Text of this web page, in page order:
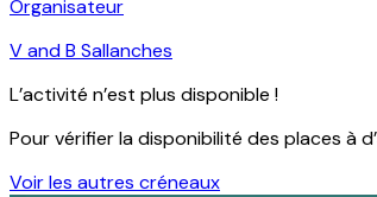
Organisateur
V and B Sallanches
L’activité n’est plus disponible !
Pour vérifier la disponibilité des places à
Voir les autres créneaux